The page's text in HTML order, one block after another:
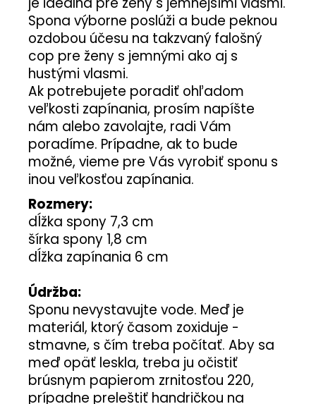
Spona výborne poslúži a bude peknou
ozdobou účesu na takzvaný falošný
cop pre ženy s jemnými ako aj s
hustými vlasmi.
Ak potrebujete poradiť ohľadom
veľkosti zapínania, prosím napíšte
nám alebo zavolajte, radi Vám
poradíme. Prípadne, ak to bude
možné, vieme pre Vás vyrobiť sponu s
inou veľkosťou zapínania.
Rozmery:
dĺžka spony 7,3 cm
šírka spony 1,8 cm
dĺžka zapínania 6 cm
Údržba:
Sponu nevystavujte vode. Meď je
materiál, ktorý časom zoxiduje -
stmavne, s čím treba počítať. Aby sa
meď opäť leskla, treba ju očistiť
brúsnym papierom zrnitosťou 220,
prípadne preleštiť handričkou na